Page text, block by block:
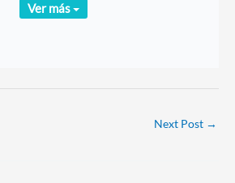
Ver más
Next Post →